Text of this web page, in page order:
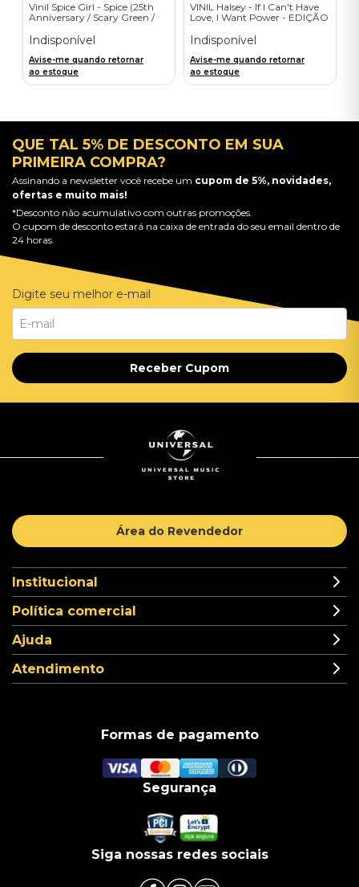
Vinil Spice Girl - Spice (25th
Anniversary / Scary Green /
Indisponível
Avise-me quando retornar
ao estoque
VINIL Halsey - If I Can't Have
Love, I Want Power - EDIÇÃO
TRANSPARENT ORANGE
Indisponível
Avise-me quando retornar
ao estoque
QUE TAL 5% DE DESCONTO EM SUA
PRIMEIRA COMPRA?
Assinando a newsletter você recebe um cupom de 5%, novidades,
ofertas e muito mais!
*Desconto não acumulativo com outras promoções.
O cupom de desconto estará na caixa de entrada do seu email dentro de
24 horas.
Digite seu melhor e-mail
Receber Cupom
Área do Revendedor
Institucional
Política comercial
Ajuda
Atendimento
Formas de pagamento
Segurança
Siga nossas redes sociais